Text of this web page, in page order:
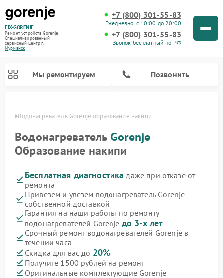
FIX-GORENJE
Ремонт устройств Gorenje
Специализированный
cервисный центр г.
Мурманск
+7 (800) 301-55-83
Ежедневно, с 10:00 до 20:00
+7 (800) 301-55-83
Звонок бесплатный по РФ
Мы ремонтируем Позвонить
Водонагреватель Gorenje образование накипи
Водонагреватель Gorenje
Образование накипи
Бесплатная диагностика даже при отказе от
ремонта
Привезем и увезем водонагреватель Gorenje
собственной доставкой
Гарантия на наши работы по ремонту
водонагревателей Gorenje до 3-х лет
Срочный ремонт водонагревателей Gorenje в
течении часа
Скидка для вас до 20%
Получите 1500 рублей на ремонт
Оригинальные комплектующие Gorenje